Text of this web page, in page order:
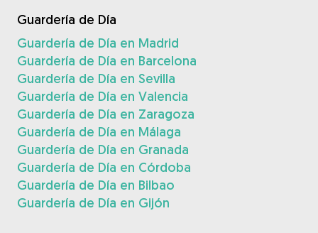
Guardería de Día
Guardería de Día en Madrid
Guardería de Día en Barcelona
Guardería de Día en Sevilla
Guardería de Día en Valencia
Guardería de Día en Zaragoza
Guardería de Día en Málaga
Guardería de Día en Granada
Guardería de Día en Córdoba
Guardería de Día en Bilbao
Guardería de Día en Gijón